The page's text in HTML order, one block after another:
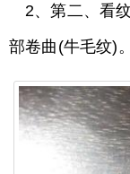
2、第二、看
部卷曲(牛毛纹)。